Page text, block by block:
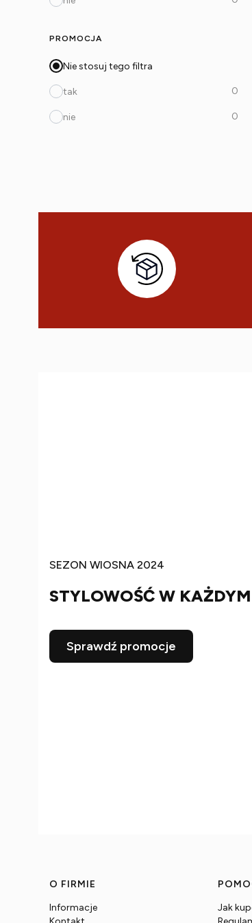
PROMOCJA
Nie stosuj tego filtra
tak 0
nie 0
SEZON WIOSNA 2024
STYLOWOŚĆ W
Sprawdź promocje
Linki w stopce
O FIRMIE
Informacje
Jak